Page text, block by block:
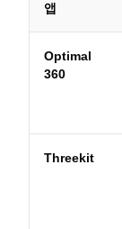
앱
Optimal
360
Threekit